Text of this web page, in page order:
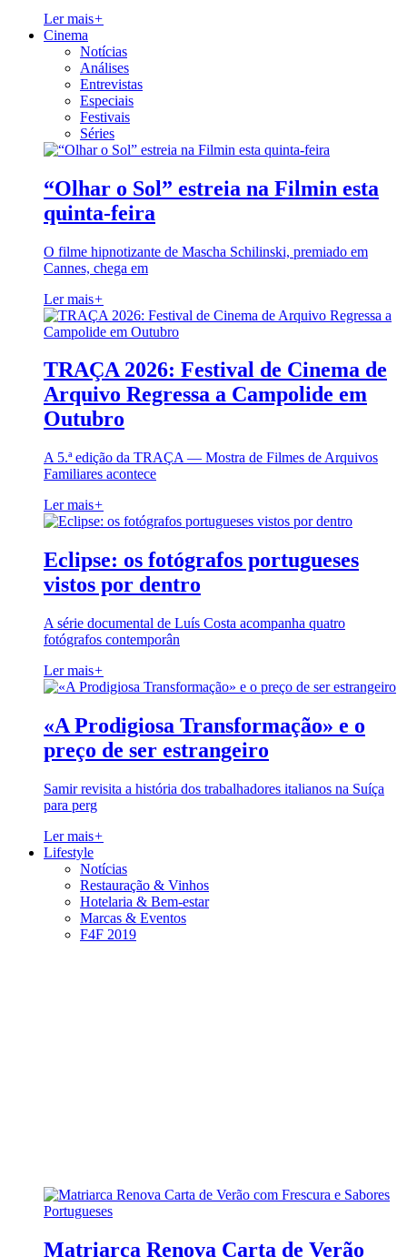
Ler mais+
Cinema
Notícias
Análises
Entrevistas
Especiais
Festivais
Séries
“Olhar o Sol” estreia na Filmin esta
quinta-feira
O filme hipnotizante de Mascha Schilinski, premiado em
Cannes, chega em
Ler mais+
TRAÇA 2026: Festival de Cinema de
Arquivo Regressa a Campolide em
Outubro
A 5.ª edição da TRAÇA — Mostra de Filmes de Arquivos
Familiares acontece
Ler mais+
Eclipse: os fotógrafos portugueses
vistos por dentro
A série documental de Luís Costa acompanha quatro
fotógrafos contemporân
Ler mais+
«A Prodigiosa Transformação» e o
preço de ser estrangeiro
Samir revisita a história dos trabalhadores italianos na Suíça
para perg
Ler mais+
Lifestyle
Notícias
Restauração & Vinhos
Hotelaria & Bem-estar
Marcas & Eventos
F4F 2019
Matriarca Renova Carta de Verão